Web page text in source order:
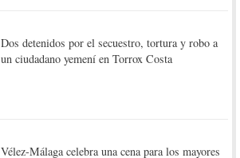
Dos detenidos por el secuestro, tortura y robo a
un ciudadano yemení en Torrox Costa
Vélez-Málaga celebra una cena para los mayores